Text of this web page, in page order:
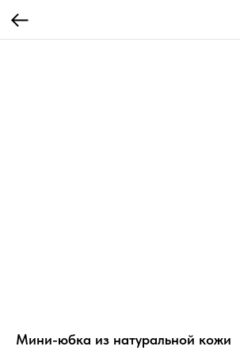
Мини-юбка из натуральной кожи